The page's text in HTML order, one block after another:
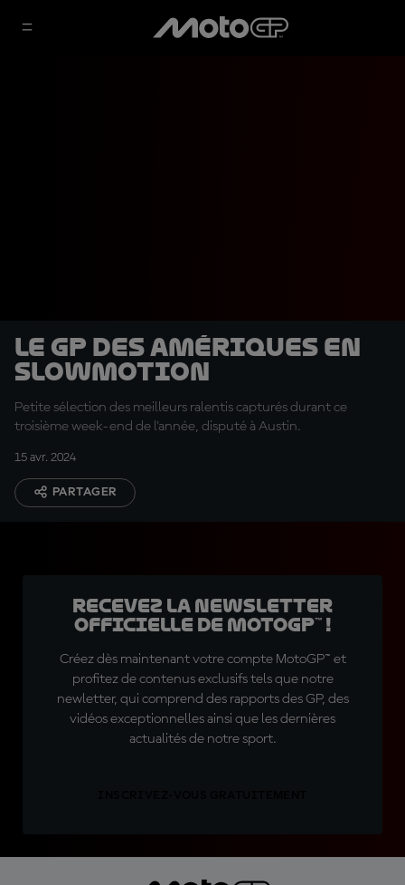
Le GP des Amériques en
slowmotion
Petite sélection des meilleurs ralentis capturés durant ce
troisième week-end de l'année, disputé à Austin.
15 avr. 2024
PARTAGER
Recevez la Newsletter
officielle de MotoGP™ !
Créez dès maintenant votre compte MotoGP™ et
profitez de contenus exclusifs tels que notre
newletter, qui comprend des rapports des GP, des
vidéos exceptionnelles ainsi que les dernières
actualités de notre sport.